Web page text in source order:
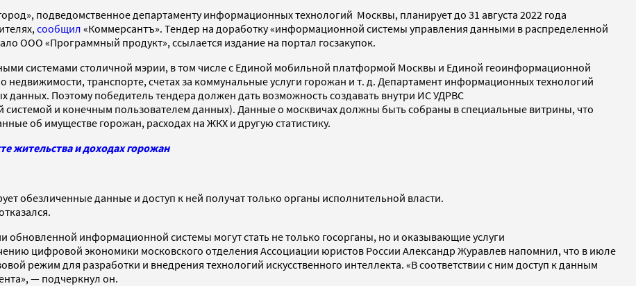
подведомственное департаменту информационных технологий Москвы, планирует до 31 августа 2022 года
сообщил «Коммерсантъ». Тендер на доработку «информационной системы управления данными в распределенной
ООО «Программный продукт», ссылается издание на портал госзакупок.
системами столичной мэрии, в том числе с Единой мобильной платформой Москвы и Единой геоинформационной
недвижимости, транспорте, счетах за коммунальные услуги горожан и т. д. Департамент информационных технологий
данных. Поэтому победитель тендера должен дать возможность создавать внутри ИС УДРВС
и конечным пользователем данных). Данные о москвичах должны быть собраны в специальные витрины, что
об имуществе горожан, расходах на ЖКХ и другую статистику.
жительства и доходах горожан
обезличенные данные и доступ к ней получат только органы исполнительной власти.
информационной системы могут стать не только госорганы, но и оказывающие услуги
цифровой экономики московского отделения Ассоциации юристов России Александр Журавлев напомнил, что в июле
режим для разработки и внедрения технологий искусственного интеллекта. «В соответствии с ним доступ к данным
— подчеркнул он.